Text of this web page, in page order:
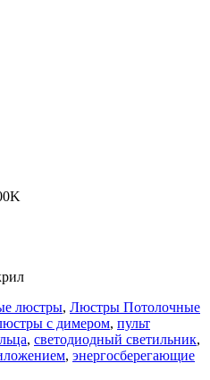
люстры, Люстры Потолочные
с димером, пульт
, светодиодный светильник,
, энергосберегающие